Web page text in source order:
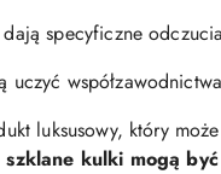
specyficzne
uczyć
luksusowy, który
kulki mogą